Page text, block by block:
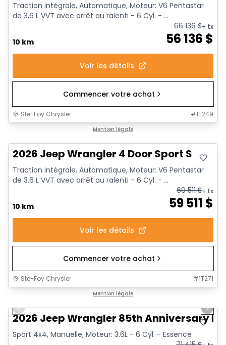
Traction intégrale, Automatique, Moteur: V6 Pentastar
de 3,6 L VVT avec arrêt au ralenti - 6 Cyl. - ...
10 km 56 136 $
66 136$+ tx
Voir les détails
Commencer votre achat
Ste-Foy Chrysler #1T249
Mention légale
2026 Jeep Wrangler 4 Door Sport S
Traction intégrale, Automatique, Moteur: V6 Pentastar
de 3,6 L VVT avec arrêt au ralenti - 6 Cyl. - ...
10 km 59 511 $
69 511$+ tx
Voir les détails
Commencer votre achat
Ste-Foy Chrysler #1T271
Mention légale
Previous slide
Next
2026 Jeep Wrangler 85th Anniversary
Sport 4x4, Manuelle, Moteur: 3.6L - 6 Cyl. - Essence